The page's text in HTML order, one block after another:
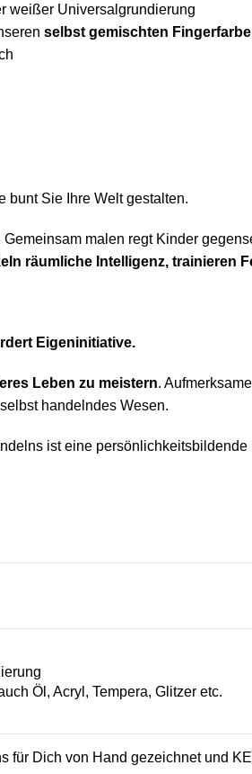
weißer Universalgrundierung
selbst gemischten
bunt Sie Ihre Welt gestalten.
Gemeinsam malen regt Kinder
räumliche Intelligenz, trainieren
Eigeninitiative.
Leben zu meistern.
handelndes Wesen.
ist eine
Öl, Acryl, Tempera, Glitzer etc.
für Dich von Hand gezeichnet und